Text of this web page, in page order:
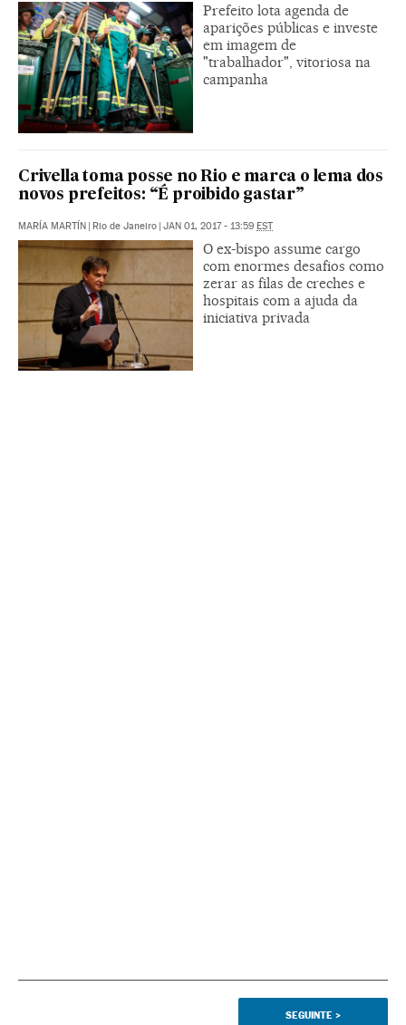
Prefeito lota agenda de
aparições públicas e investe
em imagem de
"trabalhador", vitoriosa na
campanha
Crivella toma posse no Rio e marca o lema dos
novos prefeitos: “É proibido gastar”
MARÍA MARTÍN | Rio de Janeiro | JAN 01, 2017 - 13:59 EST
O ex-bispo assume cargo
com enormes desafios como
zerar as filas de creches e
hospitais com a ajuda da
iniciativa privada
SEGUINTE >